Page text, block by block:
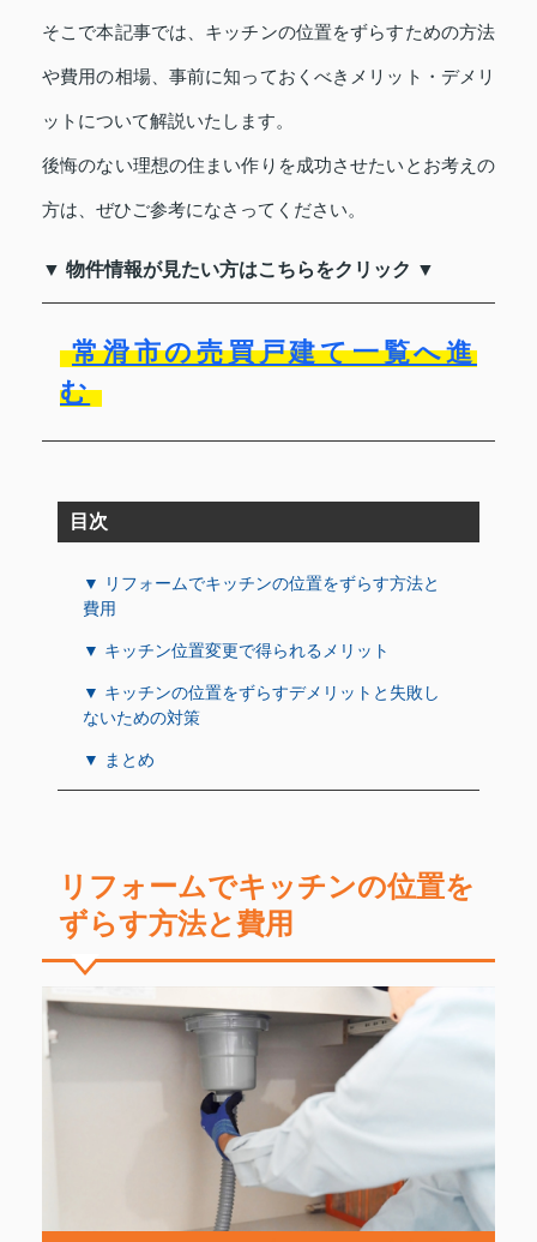
そこで本記事では、キッチンの位置をずらすための方法
や費用の相場、事前に知っておくべきメリット・デメリ
ットについて解説いたします。
後悔のない理想の住まい作りを成功させたいとお考えの
方は、ぜひご参考になさってください。
▼ 物件情報が見たい方はこちらをクリック ▼
常滑市の売買戸建て一覧へ進
む
目次
▼ リフォームでキッチンの位置をずらす方法と
費用
▼ キッチン位置変更で得られるメリット
▼ キッチンの位置をずらすデメリットと失敗し
ないための対策
▼ まとめ
リフォームでキッチンの位置を
ずらす方法と費用